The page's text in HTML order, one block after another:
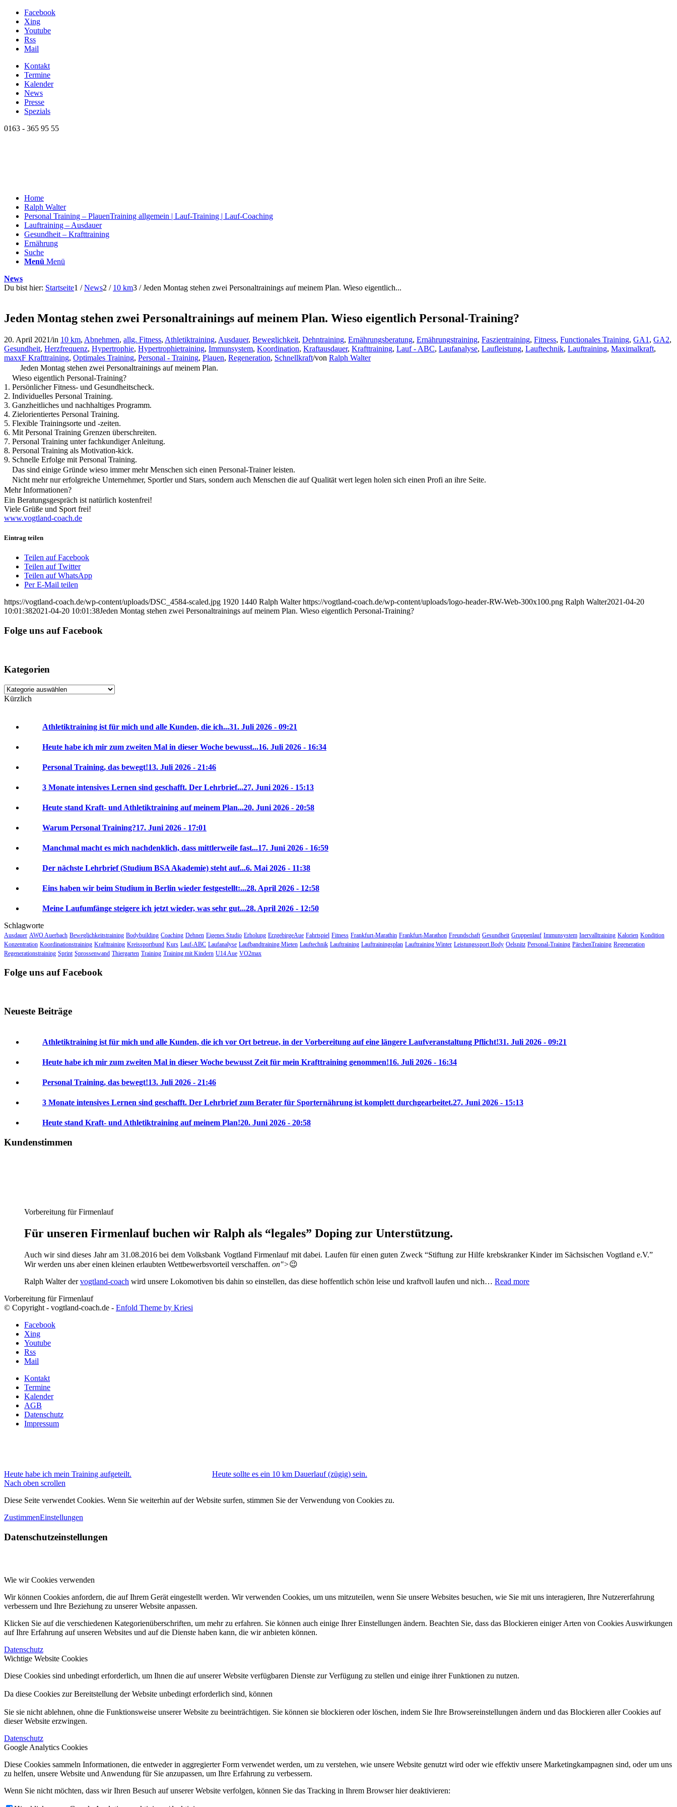
Facebook
Xing
Youtube
Rss
Mail
Kontakt
Termine
Kalender
News
Presse
Spezials
0163 - 365 95 55
Home
Ralph Walter
Personal Training – PlauenTraining allgemein | Lauf-Training | Lauf-Coaching
Lauftraining – Ausdauer
Gesundheit – Krafttraining
Ernährung
Suche
Menü Menü
News
Du bist hier: Startseite1 / News2 / 10 km3 / Jeden Montag stehen zwei Personaltrainings auf meinem Plan. Wieso eigentlich...
Jeden Montag stehen zwei Personaltrainings auf meinem Plan. Wieso eigentlich Personal-Training?
20. April 2021/in 10 km, Abnehmen, allg. Fitness, Athletiktraining, Ausdauer, Beweglichkeit, Dehntraining, Ernährungsberatung, Ernährungstraining, Faszientraining, Fitness, Functionales Training, GA1 , GA2,
Gesundheit, Herzfrequenz, Hypertrophie, Hypertrophietraining, Immunsystem, Koordination, Kraftausdauer, Krafttraining, Lauf - ABC, Laufanalyse, Laufleistung, Lauftechnik, Lauftraining, Maximalkraft,
maxxF Krafttraining, Optimales Training, Personal - Training, Plauen, Regeneration, Schnellkraft/von Ralph Walter
Jeden Montag stehen zwei Personaltrainings auf meinem Plan.
Wieso eigentlich Personal-Training?
1. Persönlicher Fitness- und Gesundheitscheck.
2. Individuelles Personal Training.
3. Ganzheitliches und nachhaltiges Programm.
4. Zielorientiertes Personal Training.
5. Flexible Trainingsorte und -zeiten.
6. Mit Personal Training Grenzen überschreiten.
7. Personal Training unter fachkundiger Anleitung.
8. Personal Training als Motivation-kick.
9. Schnelle Erfolge mit Personal Training.
Das sind einige Gründe wieso immer mehr Menschen sich einen Personal-Trainer leisten.
Nicht mehr nur erfolgreiche Unternehmer, Sportler und Stars, sondern auch Menschen die auf Qualität wert legen holen sich einen Profi an ihre Seite.
Mehr Informationen?
Ein Beratungsgespräch ist natürlich kostenfrei!
Viele Grüße und Sport frei!
www.vogtland-coach.de
Eintrag teilen
Teilen auf Facebook
Teilen auf Twitter
Teilen auf WhatsApp
Per E-Mail teilen
https://vogtland-coach.de/wp-content/uploads/DSC_4584-scaled.jpg 1920 1440 Ralph Walter https://vogtland-coach.de/wp-content/uploads/logo-header-RW-Web-300x100.png Ralph Walter2021-04-20
10:01:382021-04-20 10:01:38Jeden Montag stehen zwei Personaltrainings auf meinem Plan. Wieso eigentlich Personal-Training?
Folge uns auf Facebook
Kategorien
Kategorien
Kürzlich
Athletiktraining ist für mich und alle Kunden, die ich...31. Juli 2026 - 09:21
Heute habe ich mir zum zweiten Mal in dieser Woche bewusst...16. Juli 2026 - 16:34
Personal Training, das bewegt!13. Juli 2026 - 21:46
3 Monate intensives Lernen sind geschafft. Der Lehrbrief...27. Juni 2026 - 15:13
Heute stand Kraft- und Athletiktraining auf meinem Plan...20. Juni 2026 - 20:58
Warum Personal Training?17. Juni 2026 - 17:01
Manchmal macht es mich nachdenklich, dass mittlerweile fast...17. Juni 2026 - 16:59
Der nächste Lehrbrief (Studium BSA Akademie) steht auf...6. Mai 2026 - 11:38
Eins haben wir beim Studium in Berlin wieder festgestellt:...28. April 2026 - 12:58
Meine Laufumfänge steigere ich jetzt wieder, was sehr gut...28. April 2026 - 12:50
Schlagworte
Ausdauer AWO Auerbach Beweglichkeitstraining Bodybuilding Coaching Dehnen Eigenes Studio Erholung ErzgebirgeAue Fahrtspiel Fitness Frankfurt-Marathin Frankfurt-Marathon Freundschaft Gesundheit Gruppenlauf Immunsystem Inervalltraining Kalorien Kondition
Konzentration Koordinationstraining Krafttraining Kreissportbund Kurs Lauf-ABC Laufanalyse Laufbandtraining Mieten Lauftechnik Lauftraining Lauftrainingsplan Lauftraining Winter Leistungssport Body Oelsnitz Personal-Training PärchenTraining Regeneration
Regenerationstraining Sprint Sprossenwand Thiergarten Training Training mit Kindern U14 Aue VO2max
Folge uns auf Facebook
Neueste Beiträge
Athletiktraining ist für mich und alle Kunden, die ich vor Ort betreue, in der Vorbereitung auf eine längere Laufveranstaltung Pflicht!31. Juli 2026 - 09:21
Heute habe ich mir zum zweiten Mal in dieser Woche bewusst Zeit für mein Krafttraining genommen!16. Juli 2026 - 16:34
Personal Training, das bewegt!13. Juli 2026 - 21:46
3 Monate intensives Lernen sind geschafft. Der Lehrbrief zum Berater für Sporternährung ist komplett durchgearbeitet.27. Juni 2026 - 15:13
Heute stand Kraft- und Athletiktraining auf meinem Plan!20. Juni 2026 - 20:58
Kundenstimmen
Vorbereitung für Firmenlauf
Für unseren Firmenlauf buchen wir Ralph als “legales” Doping zur Unterstützung.
Auch wir sind dieses Jahr am 31.08.2016 bei dem Volksbank Vogtland Firmenlauf mit dabei. Laufen für einen guten Zweck “Stiftung zur Hilfe krebskranker Kinder im Sächsischen Vogtland e.V.”
Wir werden uns aber einen kleinen erlaubten Wettbewerbsvorteil verschaffen. on">😉
Ralph Walter dervogtland-coach wird unsere Lokomotiven bis dahin so einstellen, das diese hoffentlich schön leise und kraftvoll laufen und nich… Read more
Vorbereitung für Firmenlauf
© Copyright - vogtland-coach.de - Enfold Theme by Kriesi
Facebook
Xing
Youtube
Rss
Mail
Kontakt
Termine
Kalender
AGB
Datenschutz
Impressum
Heute habe ich mein Training aufgeteilt.
Heute sollte es ein 10 km Dauerlauf (zügig) sein.
Nach oben scrollen
Diese Seite verwendet Cookies. Wenn Sie weiterhin auf der Website surfen, stimmen Sie der Verwendung von Cookies zu.
ZustimmenEinstellungen
Datenschutzeinstellungen
Wie wir Cookies verwenden
Wir können Cookies anfordern, die auf Ihrem Gerät eingestellt werden. Wir verwenden Cookies, um uns mitzuteilen, wenn Sie unsere Websites besuchen, wie Sie mit uns interagieren, Ihre Nutzererfahrung
verbessern und Ihre Beziehung zu unserer Website anpassen.
Klicken Sie auf die verschiedenen Kategorienüberschriften, um mehr zu erfahren. Sie können auch einige Ihrer Einstellungen ändern. Beachten Sie, dass das Blockieren einiger Arten von Cookies Auswirkungen
auf Ihre Erfahrung auf unseren Websites und auf die Dienste haben kann, die wir anbieten können.
Datenschutz
Wichtige Website Cookies
Diese Cookies sind unbedingt erforderlich, um Ihnen die auf unserer Website verfügbaren Dienste zur Verfügung zu stellen und einige ihrer Funktionen zu nutzen.
Da diese Cookies zur Bereitstellung der Website unbedingt erforderlich sind, können
Sie sie nicht ablehnen, ohne die Funktionsweise unserer Website zu beeinträchtigen. Sie können sie blockieren oder löschen, indem Sie Ihre Browsereinstellungen ändern und das Blockieren aller Cookies auf
dieser Website erzwingen.
Datenschutz
Google Analytics Cookies
Diese Cookies sammeln Informationen, die entweder in aggregierter Form verwendet werden, um zu verstehen, wie unsere Website genutzt wird oder wie effektiv unsere Marketingkampagnen sind, oder um uns
zu helfen, unsere Website und Anwendung für Sie anzupassen, um Ihre Erfahrung zu verbessern.
Wenn Sie nicht möchten, dass wir Ihren Besuch auf unserer Website verfolgen, können Sie das Tracking in Ihrem Browser hier deaktivieren: